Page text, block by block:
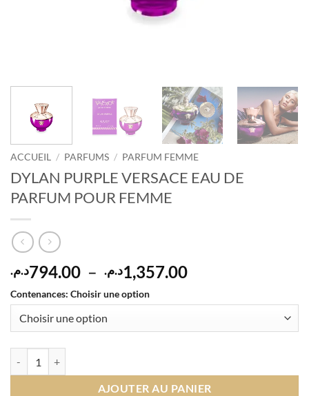
ACCUEIL / PARFUMS / PARFUM FEMME
DYLAN PURPLE VERSACE EAU DE
PARFUM POUR FEMME
794.00د.م. – 1,357.00د.م.
Plage
prix :
à
Contenances: Choisir une option
AJOUTER AU PANIER